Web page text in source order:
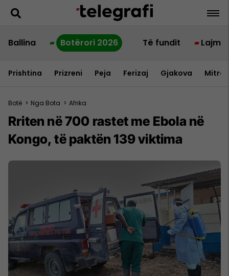
Ballina Botërori 2026 Të fundit Lajme
Prishtina Prizreni Peja Ferizaj Gjakova
Botë > Nga Bota > Afrika
Rriten në 700 rastet me Ebola në
Kongo, të paktën 139 viktima